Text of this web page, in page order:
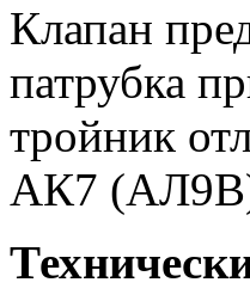
Клапан
патрубка
тройник
АК7